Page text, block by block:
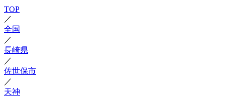
TOP
／
全国
／
長崎県
／
佐世保市
／
天神